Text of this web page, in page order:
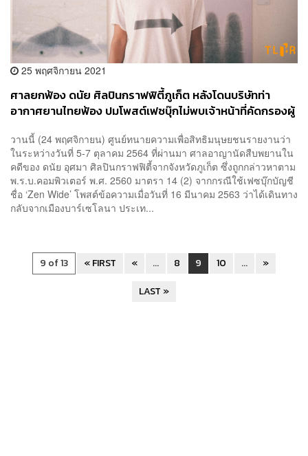
25 พฤศจิกายน 2021
ศาลยกฟ้อง ดนัย ศิลปินกราฟฟิตี้ภูเก็ต หลังโดนบริษัทท่า
อากาศยานไทยฟ้อง ปมโพสต์เฟซบุ๊กไม่พบเจ้าหน้าที่คัดกรองผู้
วานนี้ (24 พฤศจิกายน) ศูนย์ทนายความเพื่อสิทธิมนุษยชนรายงานว่า
ในระหว่างวันที่ 5-7 ตุลาคม 2564 ที่ผ่านมา ศาลอาญานัดสืบพยานใน
คดีของ ดนัย อุศมา ศิลปินกราฟฟิตี้จากจังหวัดภูเก็ต ซึ่งถูกกล่าวหาตาม
พ.ร.บ.คอมพิวเตอร์ พ.ศ. 2560 มาตรา 14 (2) จากกรณีใช้เฟซบุ๊กบัญชี
ชื่อ ‘Zen Wide’ โพสต์ข้อความเมื่อวันที่ 16 มีนาคม 2563 ว่าได้เดินทาง
กลับจากเมืองบาร์เซโลนา ประเท...
9 of 13 « FIRST « ... 8 9 10 ...
»
LAST »